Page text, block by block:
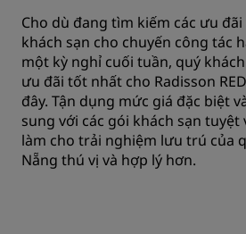
Cho dù đang tìm kiếm các ưu
khách sạn cho chuyến công tác
một kỳ nghỉ cuối tuần, quý
ưu đãi tốt nhất cho Radisson
đây. Tận dụng mức giá đặc biệt
sung với các gói khách sạn tuyệt
làm cho trải nghiệm lưu trú của
Nẵng thú vị và hợp lý hơn.